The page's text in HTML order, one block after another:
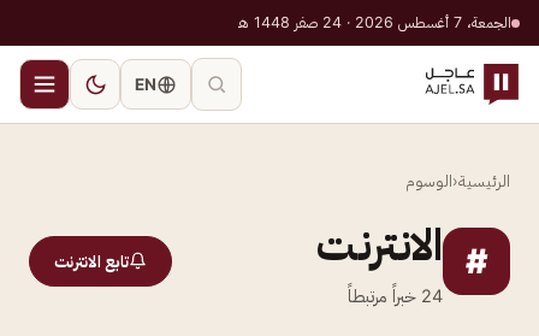
الجمعة، 7 أغسطس 2026 · 24 صفر 1448 هـ
EN
الرئيسية‹الوسوم
# الانترنت
24 خبراً مرتبطاً
تابع الانترنت